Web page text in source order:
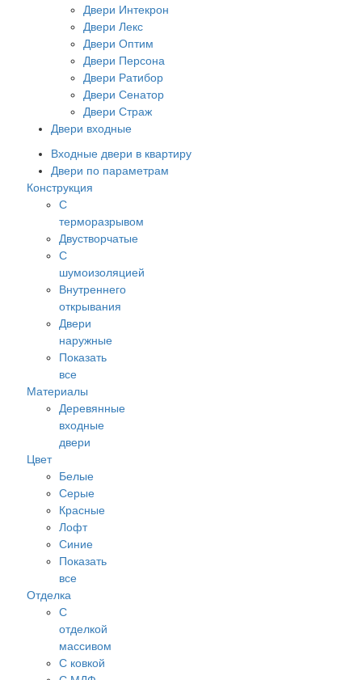
Двери Интекрон
Двери Лекс
Двери Оптим
Двери Персона
Двери Ратибор
Двери Сенатор
Двери Страж
Двери входные
Входные двери в квартиру
Двери по параметрам
Конструкция
С
терморазрывом
Двустворчатые
С
шумоизоляцией
Внутреннего
открывания
Двери
наружные
Показать
все
Материалы
Деревянные
входные
двери
Цвет
Белые
Серые
Красные
Лофт
Синие
Показать
все
Отделка
С
отделкой
массивом
С ковкой